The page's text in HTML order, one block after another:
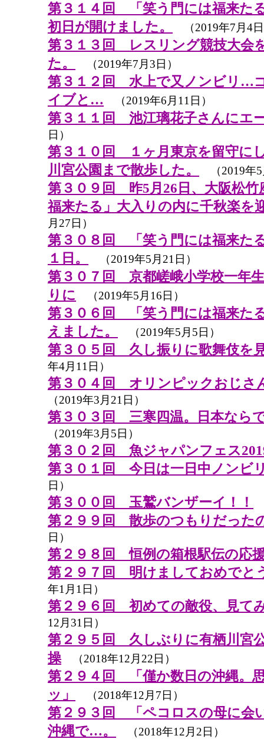
第３１４回 「笑う門には福来た
初日が開けました。
（2019年7月4
第３１３回 レスリング競技大会
た。
（2019年7月3日）
第３１２回 水上で又ノンビリ…
イブと… （2019年6月11日）
第３１１回 池江璃花子さんにエ
日）
第３１０回 １ヶ月東京を留守に
川宮公園まで散歩した。
（2019年5
第３０９回 昨5月26日、大阪松竹
福来たる」大入りの内に千秋楽を
月27日）
第３０８回 「笑う門には福来た
１日。
（2019年5月21日）
第３０７回 京都嵯峨小学校一年
りに （2019年5月16日）
第３０６回 「笑う門には福来た
えました。
（2019年5月5日）
第３０５回 久し振りに歌舞伎を
年4月11日）
第３０４回 オリンピックおじさ
（2019年3月21日）
第３０３回 三寒四温。日本なら
（2019年3月5日）
第３０２回 魚ジャパンフェス
第３０１回 今日は一日中ノンビ
日）
第３００回 玉鷲バンザーイ！！
第２９９回 散歩のつもりだった
日）
第２９８回 恒例の箱根駅伝の応
第２９７回 明けましておめでと
年1月1日）
第２９６回 初めての敵役、見て
12月31日）
第２９５回 久しぶりに有栖川宮
操 （2018年12月22日）
第２９４回 「僅か数日の沖縄。
ッ」
（2018年12月7日）
第２９３回 「ペコロスの母に会
沖縄で…。
（2018年12月2日）